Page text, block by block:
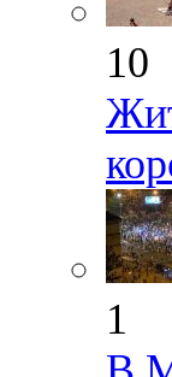
10
1